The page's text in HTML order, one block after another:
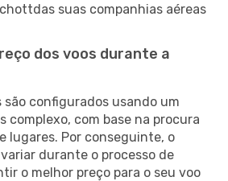
suas companhias aéreas
dos voos durante a
são configurados usando um
complexo, com base na procura
lugares. Por conseguinte, o
durante o processo de
o melhor preço para o seu voo